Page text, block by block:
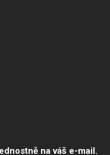
na váš e-mail.